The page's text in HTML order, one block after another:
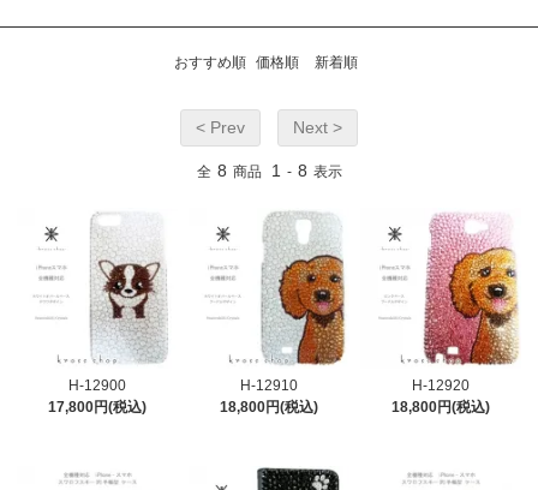
おすすめ順 価格順 新着順
< Prev Next >
全 8 商品 1 - 8 表示
H-12900
17,800円(税込)
H-12910
18,800円(税込)
H-12920
18,800円(税込)